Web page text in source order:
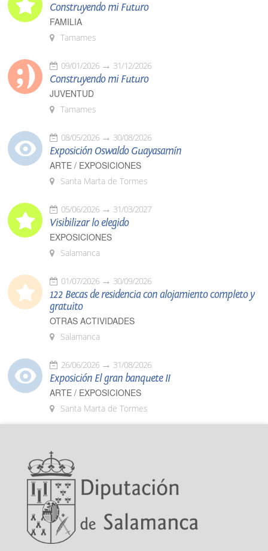
Construyendo mi Futuro
FAMILIA
Tamames
09/01/2026 31/12/2026
Construyendo mi Futuro
JUVENTUD
Tamames
08/05/2026 30/08/2026
Exposición Oswaldo Guayasamín
ARTE / EXPOSICIONES
Santa Marta de Tormes
05/06/2026 31/03/2027
Visibilizar lo elegido
EXPOSICIONES
Salamanca
01/07/2026 30/09/2026
122 Becas de residencia con alojamiento completo y
gratuito
OTRAS ACTIVIDADES
Salamanca
26/06/2026 31/08/2026
Exposición El gran banquete II
ARTE / EXPOSICIONES
Santa Marta de Tormes